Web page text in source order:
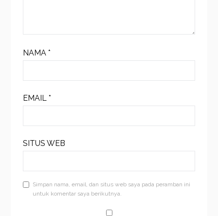
NAMA*
EMAIL*
SITUS WEB
Simpan nama, email, dan situs web saya pada peramban ini
untuk komentar saya berikutnya.